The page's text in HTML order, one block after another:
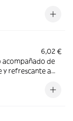
6,02 €
acompañado de
y refrescante a